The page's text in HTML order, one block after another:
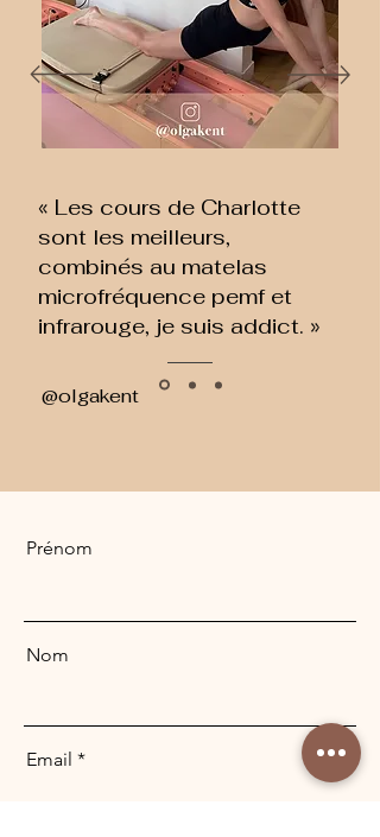
« Les cours de Charlotte
sont les meilleurs,
combinés au matelas
microfréquence pemf et
infrarouge, je suis addict. »
@olgakent
Prénom
Nom
Email